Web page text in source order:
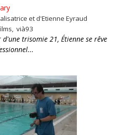
et d'Etienne Eyraud
vià93
trisomie 21, Étienne se rêve